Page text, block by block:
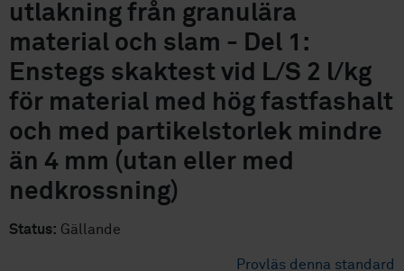
utlakning från granulära
material och slam - Del 1:
Enstegs skaktest vid L/S 2 l/kg
för material med hög fastfashalt
och med partikelstorlek mindre
än 4 mm (utan eller med
nedkrossning)
Status: Gällande
Provläs denna standard